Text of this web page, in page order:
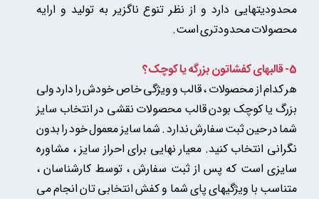
محدودیتهایی دارد و از نظر تنوع ناگزیر به تولید و ارایه
محصولات محدودتری است.
5- قالبهای کفشاتون بزرگه یا کوچک؟
هر کدام از محصولات ، قالب و ویژگی خاص خودش را دارد ولی
بزرگ یا کوچک بودن قالب محصولات نقشی در انتخاب سایز
شما در حین ثبت سفارش ندارد . شما سایز معمول خود را بدون
نگرانی انتخاب کنید. معیار نهایی برای احراز سایز ، مشاوره
سایزی است که پس از ثبت سفارش ، توسط کارشناسان ،
متناسب با ویژگیهای پای شما و کفش انتخابی تان انجام می